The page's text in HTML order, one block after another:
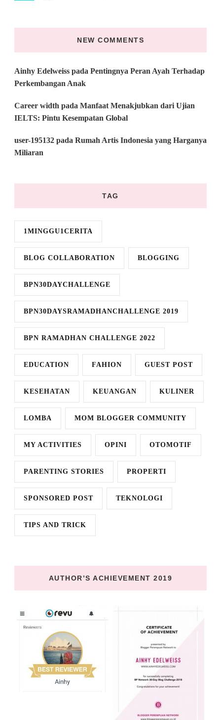
NEW COMMENTS
Ainhy Edelweiss pada Pentingnya Peran Ayah Terhadap
Perkembangan Anak
Career width pada Manfaat Menakjubkan dari Ujian
IELTS: Pintu Kesempatan Global
user-195132 pada Rumah Artis Indonesia yang Harganya
Miliaran
TAG
1MINGGU1CERITA
BLOG COLLABORATION BLOGGING
BPN30DAYCHALLENGE
BPN30DAYSRAMADHANCHALLENGE 2019
BPN RAMADHAN CHALLENGE 2022
EDUCATION FAHION GUEST POST
KESEHATAN KEUANGAN KULINER
LOMBA MOM BLOGGER COMMUNITY
MY ACTIVITIES OPINI OTOMOTIF
PARENTING STORIES PROPERTI
SPONSORED POST TEKNOLOGI
TIPS AND TRICK
AUTHOR’S ACHIEVEMENT 2019